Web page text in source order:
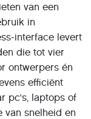
van een
in
interface levert
die tot vier
ontwerpers én
efficiënt
pc's, laptops of
van snelheid en